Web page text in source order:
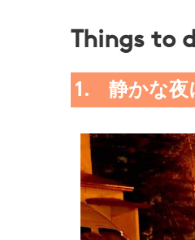
Things to
1. 静かな夜